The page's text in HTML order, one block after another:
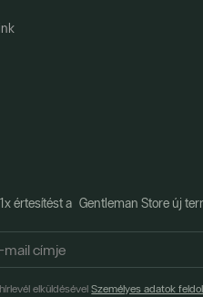
értesítést a Gentleman Store új
elküldésévelSzemélyes adatok